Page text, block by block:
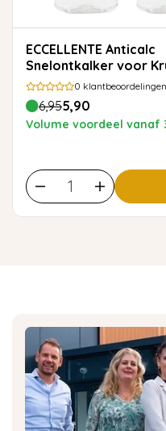
ECCELLENTE Anticalc
Snelontkalker voor
0 klantbeoordelingen
6,955,90
Volume voordeel vanaf